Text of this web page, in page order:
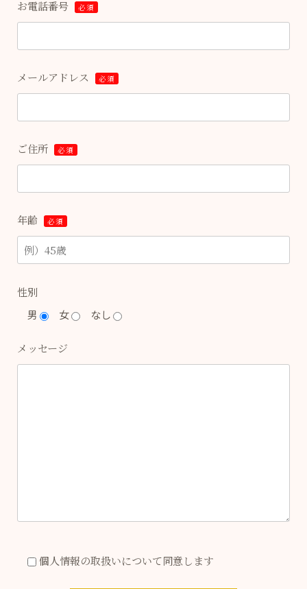
お電話番号 必須
メールアドレス 必須
ご住所 必須
年齢 必須
性別
男 女 なし
メッセージ
個人情報の取扱いについて同意します